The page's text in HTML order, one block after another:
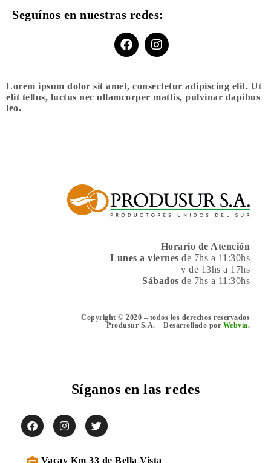
Seguínos en nuestras redes:
Lorem ipsum dolor sit amet, consectetur adipiscing elit. Ut
elit tellus, luctus nec ullamcorper mattis, pulvinar dapibus
leo.
Síganos en las redes
Vacay Km 33 de Bella Vista
Horario de Atención
Lunes a viernes de 7hs a 11:30hs
y de 13hs a 17hs
Sábados de 7hs a 11:30hs
Copyright © 2020 – todos los derechos reservados
Produsur S.A. – Desarrollado por Webvia.